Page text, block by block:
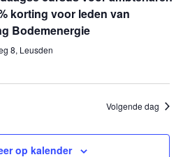
korting voor leden van
Bodemenergie
8, Leusden
Volgende dag
op kalender